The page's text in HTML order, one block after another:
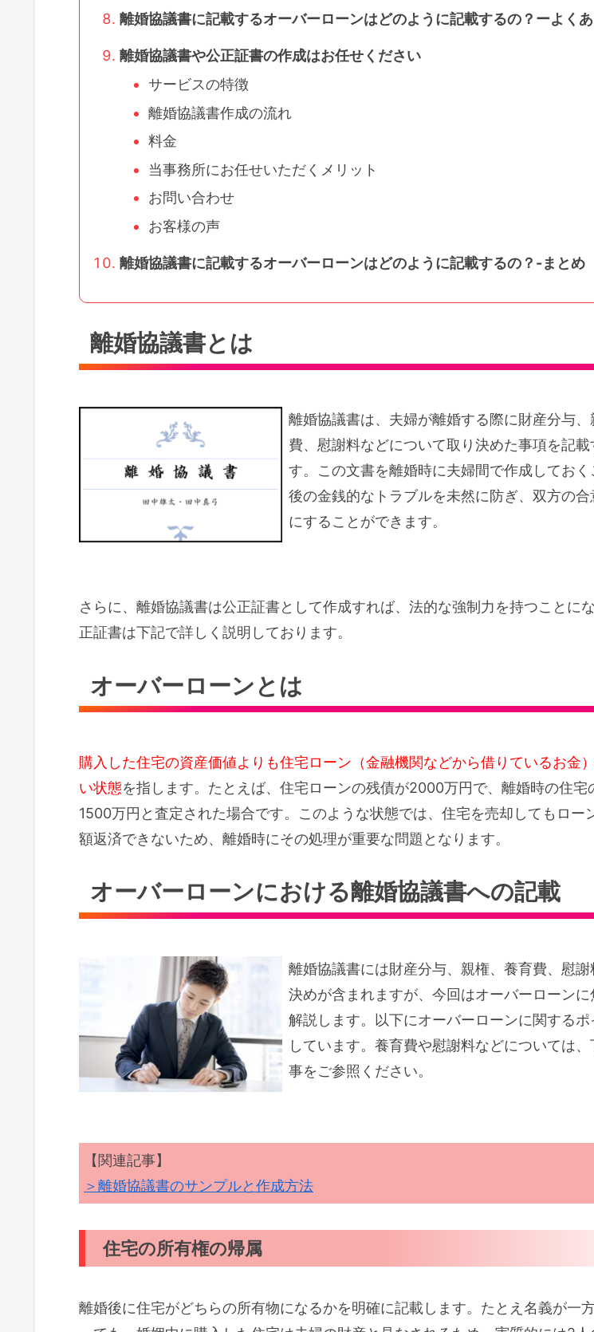
離婚協議書に記載するオーバーローンはどのように記載するの？ーよく
離婚協議書や公正証書の作成はお任せください
サービスの特徴
離婚協議書作成の流れ
料金
当事務所にお任せいただくメリット
お問い合わせ
お客様の声
離婚協議書に記載するオーバーローンはどのように記載するの？-まとめ
離婚協議書とは
離婚協議書は、夫婦が離婚する際に財産分与
費、慰謝料などについて取り決めた事項を記
す。この文書を離婚時に夫婦間で作成してお
後の金銭的なトラブルを未然に防ぎ、双方の
にすることができます。
さらに、離婚協議書は公正証書として作成すれば、法的な強制力を持つことに
正証書は下記で詳しく説明しております。
オーバーローンとは
購入した住宅の資産価値よりも住宅ローン（金融機関などから借りているお金
い状態を指します。たとえば、住宅ローンの残債が2000万円で、離婚時の住宅
1500万円と査定された場合です。このような状態では、住宅を売却してもロー
額返済できないため、離婚時にその処理が重要な問題となります。
オーバーローンにおける離婚協議書への記載
離婚協議書には財産分与、親権、養育費、慰謝
決めが含まれますが、今回はオーバーローンに
解説します。以下にオーバーローンに関する
しています。養育費や慰謝料などについては
事をご参照ください。
【関連記事】
＞離婚協議書のサンプルと作成方法
住宅の所有権の帰属
離婚後に住宅がどちらの所有物になるかを明確に記載します。たとえ名義が一